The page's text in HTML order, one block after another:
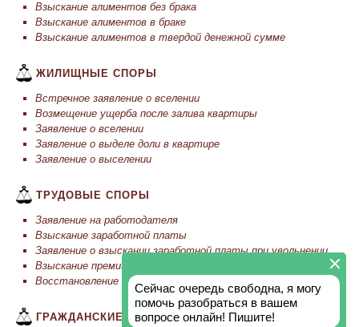
Взыскание алиментов без брака
Взыскание алиментов в браке
Взыскание алиментов в твердой денежной сумме
ЖИЛИЩНЫЕ СПОРЫ
Встречное заявление о вселении
Возмещение ущерба после залива квартиры
Заявление о вселении
Заявление о выделе доли в квартире
Заявление о выселении
ТРУДОВЫЕ СПОРЫ
Заявление на работодателя
Взыскание заработной платы
Заявление о взыскании заработной платы при увольнении
Взыскание премии
Восстановление на работе
ГРАЖДАНСКИЕ СПОРЫ